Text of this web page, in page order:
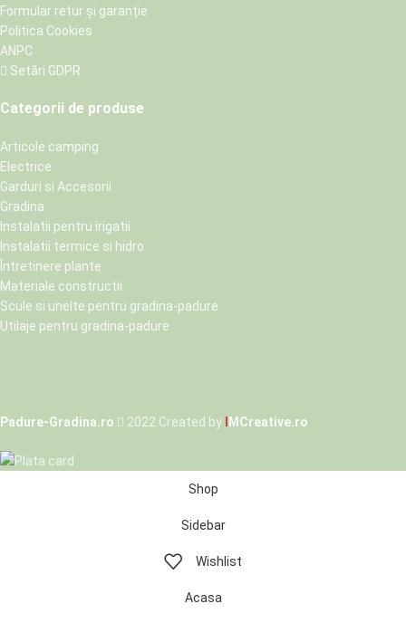
Formular retur și garanție
Politica Cookies
ANPC
Setări GDPR
Categorii de produse
Articole camping
Electrice
Garduri si Accesorii
Gradina
Instalatii pentru irigatii
Instalatii termice si hidro
Întretinere plante
Materiale constructii
Scule si unelte pentru gradina-padure
Utilaje pentru gradina-padure
Padure-Gradina.ro 2022 Created by MCreative.ro
Shop
Sidebar
Wishlist
Acasa